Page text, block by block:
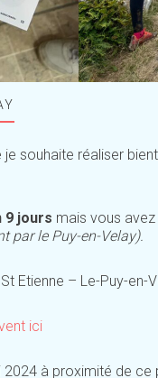
je souhaite réaliser
9 jours mais vous avez
par le Puy-en-Velay).
Etienne – Le-Puy-
ici
à proximité de